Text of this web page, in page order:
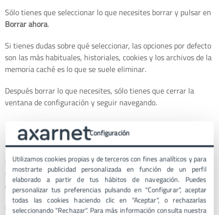
Sólo tienes que seleccionar lo que necesites borrar y pulsar en
Borrar ahora.
Si tienes dudas sobre qué seleccionar, las opciones por defecto
son las más habituales, historiales, cookies y los archivos de la
memoria caché es lo que se suele eliminar.
Después borrar lo que necesites, sólo tienes que cerrar la
ventana de configuración y seguir navegando.
Borrar las cookies en Firefox
Firefoxes el navegador que ofrecen la fundaciónMozillade
forma gratuita y aunque no tiene una cuota de mercado muy
elevada, sigue teniendo un buen número de fieles usuarios.
Como en el resto de los navegadores, si quieresborrar las
Configuración
Utilizamos cookies propias y de terceros con fines analíticos y para
mostrarte publicidad personalizada en función de un perfil
elaborado a partir de tus hábitos de navegación. Puedes
personalizar tus preferencias pulsando en "Configurar", aceptar
todas las cookies haciendo clic en "Aceptar", o rechazarlas
seleccionando "Rechazar". Para más información consulta nuestra